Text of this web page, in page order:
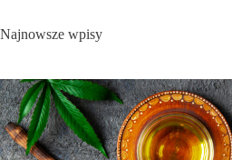
Najnowsze wpisy